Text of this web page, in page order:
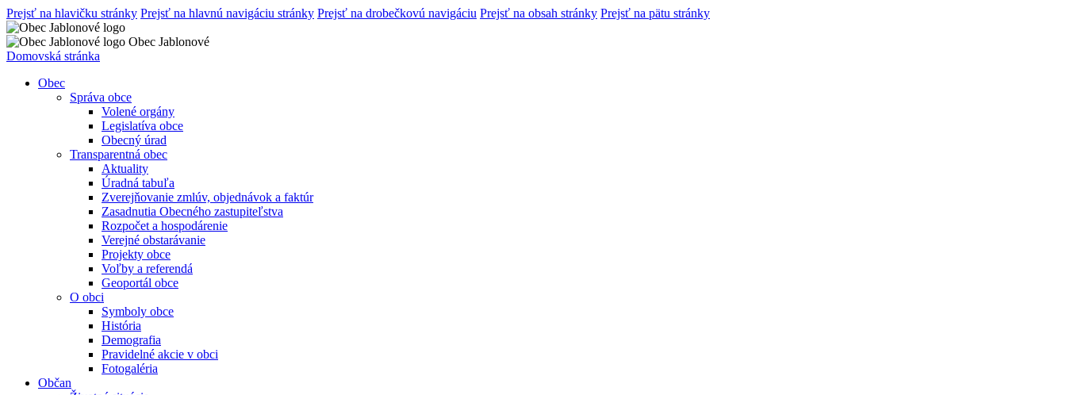
Prejsť na hlavičku stránky Prejsť na hlavnú navigáciu stránky Prejsť na drobečkovú navigáciu Prejsť na obsah stránky Prejsť na pätu stránky
Obec Jablonové
Domovská stránka
Obec
Správa obce
Volené orgány
Legislatíva obce
Obecný úrad
Transparentná obec
Aktuality
Úradná tabuľa
Zverejňovanie zmlúv, objednávok a faktúr
Zasadnutia Obecného zastupiteľstva
Rozpočet a hospodárenie
Verejné obstarávanie
Projekty obce
Voľby a referendá
Geoportál obce
O obci
Symboly obce
História
Demografia
Pravidelné akcie v obci
Fotogaléria
Občan